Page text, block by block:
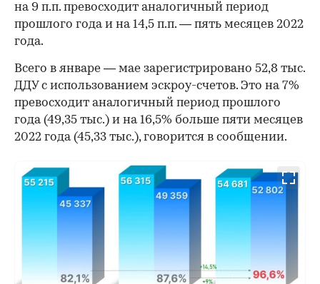
на 9 п.п. превосходит аналогичный период
прошлого года и на 14,5 п.п. — пять месяцев 2022
года.
Всего в январе — мае зарегистрировано 52,8 тыс.
ДДУ с использованием эскроу-счетов. Это на 7%
превосходит аналогичный период прошлого
года (49,35 тыс.) и на 16,5% больше пяти месяцев
2022 года (45,33 тыс.), говорится в сообщении.